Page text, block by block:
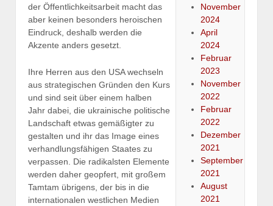
der Öffentlichkeitsarbeit macht das
aber keinen besonders heroischen
Eindruck, deshalb werden die
Akzente anders gesetzt.
Ihre Herren aus den USA wechseln
aus strategischen Gründen den Kurs
und sind seit über einem halben
Jahr dabei, die ukrainische politische
Landschaft etwas gemäßigter zu
gestalten und ihr das Image eines
verhandlungsfähigen Staates zu
verpassen. Die radikalsten Elemente
werden daher geopfert, mit großem
Tamtam übrigens, der bis in die
internationalen westlichen Medien
November
2024
April
2024
Februar
2023
November
2022
Februar
2022
Dezember
2021
September
2021
August
2021